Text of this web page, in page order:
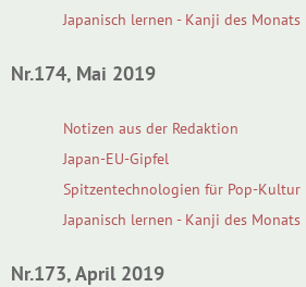
Japanisch lernen - Kanji des Monats
Nr.174, Mai 2019
Notizen aus der Redaktion
Japan-EU-Gipfel
Spitzentechnologien für Pop-Kultur
Japanisch lernen - Kanji des Monats
Nr.173, April 2019